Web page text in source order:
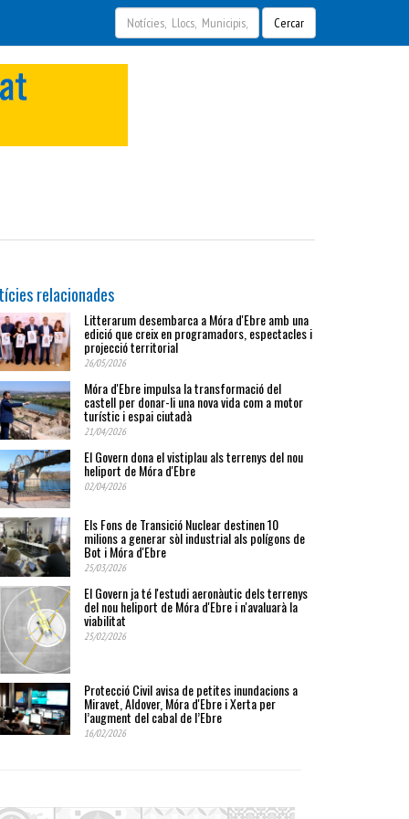
Cercar
relacionades
Litterarum desembarca a Móra d'Ebre amb una
edició que creix en programadors, espectacles i
projecció territorial
26/05/2026
Móra d'Ebre impulsa la transformació del
castell per donar-li una nova vida com a motor
turístic i espai ciutadà
21/04/2026
El Govern dona el vistiplau als terrenys del nou
heliport de Móra d'Ebre
02/04/2026
Els Fons de Transició Nuclear destinen 10
milions a generar sòl industrial als polígons de
Bot i Móra d'Ebre
25/03/2026
El Govern ja té l'estudi aeronàutic dels terrenys
del nou heliport de Móra d'Ebre i n'avaluarà la
viabilitat
25/02/2026
Protecció Civil avisa de petites inundacions a
Miravet, Aldover, Móra d'Ebre i Xerta per
l’augment del cabal de l’Ebre
16/02/2026